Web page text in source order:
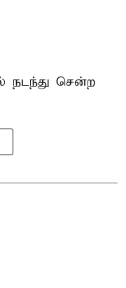
நடந்து சென்ற